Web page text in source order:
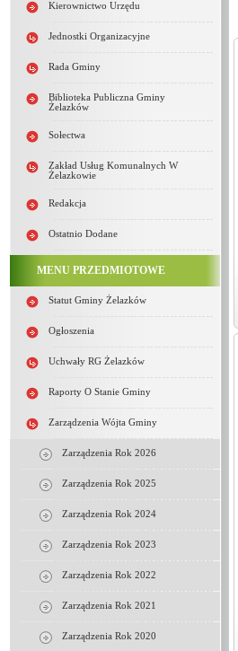
Kierownictwo Urzędu
Jednostki Organizacyjne
Rada Gminy
Biblioteka Publiczna Gminy
Żelazków
Sołectwa
Zakład Usług Komunalnych W
Żelazkowie
Redakcja
Ostatnio Dodane
MENU PRZEDMIOTOWE
Statut Gminy Żelazków
Ogłoszenia
Uchwały RG Żelazków
Raporty O Stanie Gminy
Zarządzenia Wójta Gminy
Zarządzenia Rok 2026
Zarządzenia Rok 2025
Zarządzenia Rok 2024
Zarządzenia Rok 2023
Zarządzenia Rok 2022
Zarządzenia Rok 2021
Zarządzenia Rok 2020